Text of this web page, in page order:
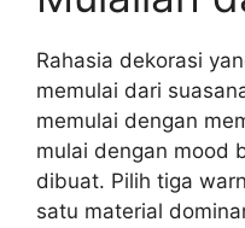
Rahasia dekorasi
memulai dari
memulai dengan
mulai dengan mood
dibuat. Pilih tiga
satu material